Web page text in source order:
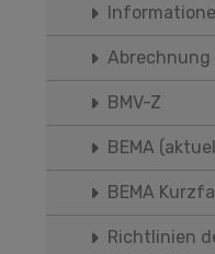
BMV-Z
BEMA
BEMA
Richtlinien